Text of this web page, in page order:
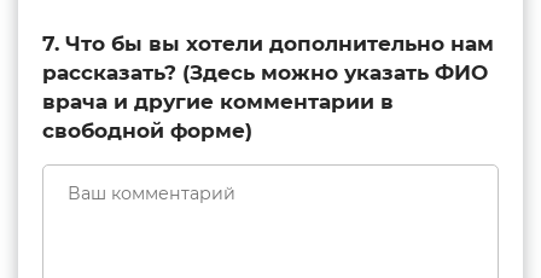
7. Что бы вы хотели дополнительно нам
рассказать? (Здесь можно указать ФИО
врача и другие комментарии в
свободной форме)